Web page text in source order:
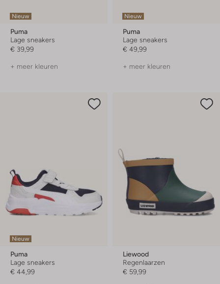
Nieuw
Puma
Lage sneakers
€ 39,99
+ meer kleuren
Nieuw
Puma
Lage sneakers
€ 49,99
+ meer kleuren
Nieuw
Puma
Lage sneakers
€ 44,99
Liewood
Regenlaarzen
€ 59,99